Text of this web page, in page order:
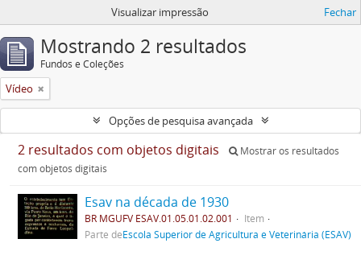
Visualizar impressão Fechar
Mostrando 2 resultados
Fundos e Coleções
Vídeo
Opções de pesquisa avançada
2 resultados com objetos digitais
Mostrar os resultados
com objetos digitais
Esav na década de 1930
BR MGUFV ESAV.01.05.01.02.001
Item
Parte deEscola Superior de Agricultura e Veterinária (ESAV)